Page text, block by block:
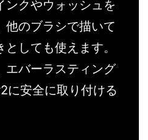
ンクやウォッシュを
他のブラシで描いて
しても使えます。
エバーラスティング
に安全に取り付ける